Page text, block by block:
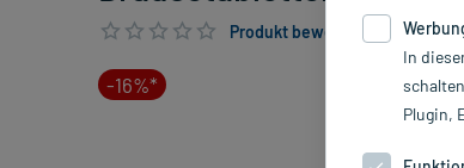
Produkt bewerten &
-16%*
In
Plugin,